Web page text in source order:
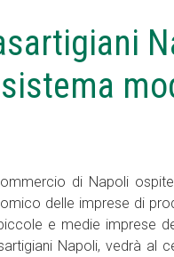
di Napoli
delle imprese di
e medie imprese
Napoli, vedrà al